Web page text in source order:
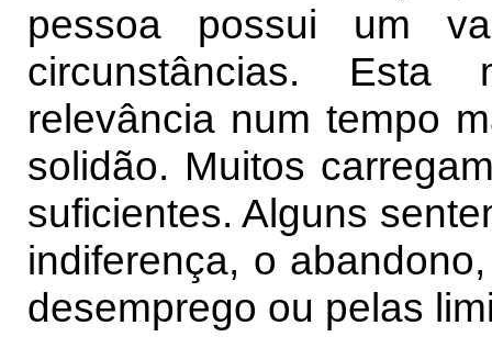
pessoa possui um
circunstâncias. Esta
relevância num tempo
solidão. Muitos
suficientes. Alguns
indiferença, o
desemprego ou pelas